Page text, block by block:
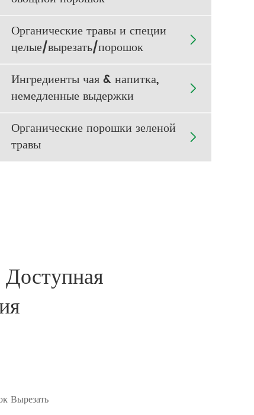
Органические травы и специи
целые/вырезать/порошок

Ингредиенты чая & напитка,
немедленные выдержки

Органические порошки зеленой
травы

Вырезать